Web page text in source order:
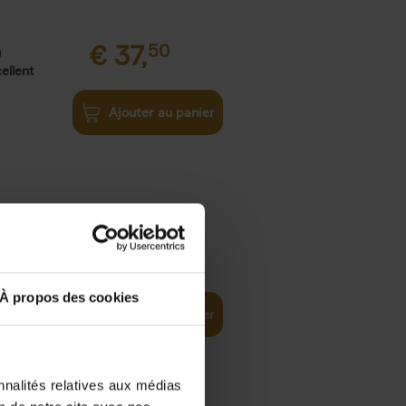
À propos des cookies
relatives aux médias
€ 37,50
Ajouter au panier
world 29,99
Ajouter au panier